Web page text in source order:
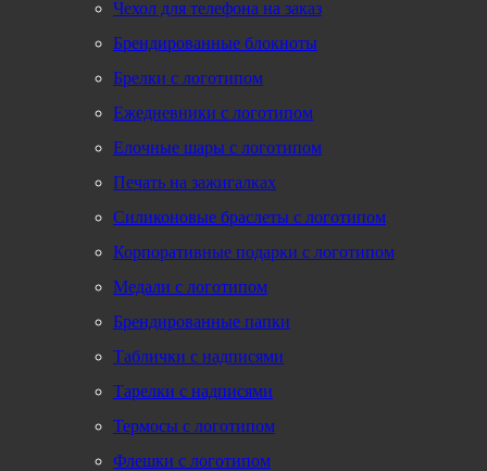
Чехол для телефона на заказ
Брендированные блокноты
Брелки с логотипом
Ежедневники с логотипом
Елочные шары с логотипом
Печать на зажигалках
Силиконовые браслеты с логотипом
Корпоративные подарки с логотипом
Медали с логотипом
Брендированные папки
Таблички с надписями
Тарелки с надписями
Термосы с логотипом
Флешки с логотипом